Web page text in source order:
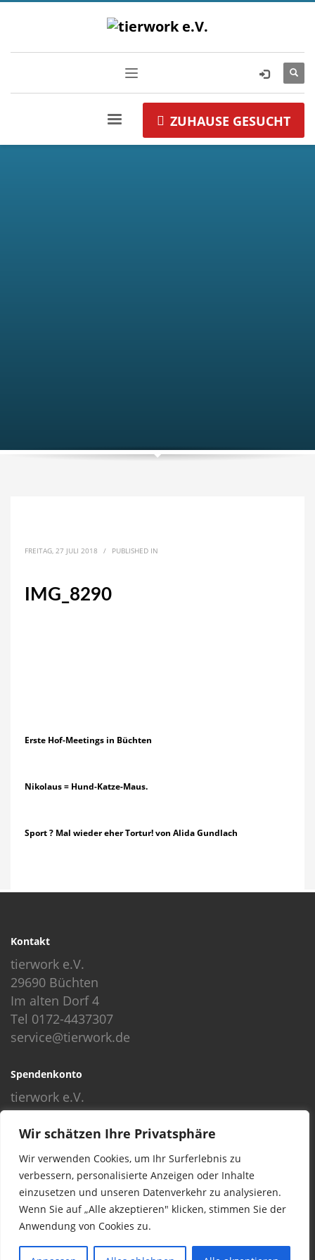
Wir schätzen Ihre Privatsphäre
Wir verwenden Cookies, um Ihr Surferlebnis zu
verbessern, personalisierte Anzeigen oder Inhalte
einzusetzen und unseren Datenverkehr zu analysieren.
Wenn Sie auf „Alle akzeptieren" klicken, stimmen Sie der
Anwendung von Cookies zu.
ZUHAUSE GESUCHT
FREITAG, 27 JULI 2018 / PUBLISHED IN
IMG_8290
Erste Hof-Meetings in Büchten
Nikolaus = Hund-Katze-Maus.
Sport ? Mal wieder eher Tortur! von Alida Gundlach
Kontakt
tierwork e.V.
29690 Büchten
Im alten Dorf 4
Tel 0172-4437307
service@tierwork.de
Spendenkonto
tierwork e.V.
Volksbank
BLZ: 24060300
Konto: 4902218000
IBAN: DE68240603004902218000
BIC: GENODEF1NBU
© 2016 Copyright by tierwork. All rights reserved.